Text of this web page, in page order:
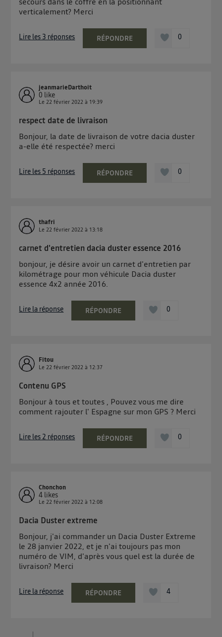
verticalement? Merci
Lire les 3 réponses RÉPONDRE 0
jeanmarieDarthoit
0 like
Le22 février 2022 à 19:39
respect date de livraison
Bonjour, la date de livraison de votre dacia duster
a-elle été respectée? merci
Lire les 5 réponses RÉPONDRE 0
thafri
Le22 février 2022 à 13:18
carnet d'entretien dacia duster essence 2016
bonjour, je désire avoir un carnet d'entretien par
kilométrage pour mon véhicule Dacia duster
essence 4x2 année 2016.
Lire la réponse RÉPONDRE 0
Fitou
Le22 février 2022 à 12:37
Contenu GPS
Bonjour à tous et toutes , Pouvez vous me dire
comment rajouter l' Espagne sur mon GPS ? Merci
Lire les 2 réponses RÉPONDRE 0
Chonchon
4 likes
Le22 février 2022 à 12:08
Dacia Duster extreme
Bonjour, j'ai commander un Dacia Duster Extreme
le 28 janvier 2022, et je n'ai toujours pas mon
numéro de VIM, d'après vous quel est la durée de
livraison? Merci
Lire la réponse RÉPONDRE 4